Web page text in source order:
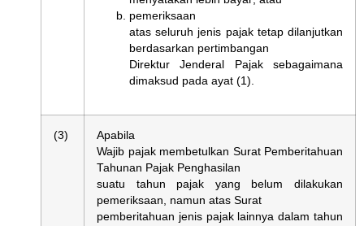
pemeriksaan
atas seluruh jenis pajak tetap dilanjutkan
berdasarkan pertimbangan
Direktur Jenderal Pajak sebagaimana
dimaksud pada ayat (1).
(3)
Apabila
Wajib pajak membetulkan Surat Pemberitahuan
Tahunan Pajak Penghasilan
suatu tahun pajak yang belum dilakukan
pemeriksaan, namun atas Surat
pemberitahuan jenis pajak lainnya dalam tahun